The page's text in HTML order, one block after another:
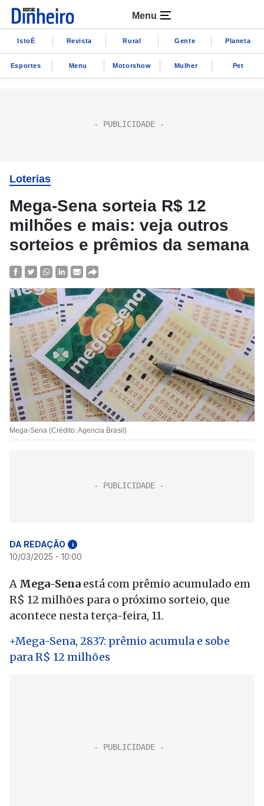
Menu
IstoÉ Revista Rural Gente Planeta
Esportes Menu Motorshow Mulher Pet
Loterias
Mega-Sena sorteia R$ 12
milhões e mais: veja outros
sorteios e prêmios da semana
Mega-Sena (Crédito: Agencia Brasil)
DA REDAÇÃO i
10/03/2025 - 10:00
A Mega-Sena está com prêmio acumulado em
R$ 12 milhões para o próximo sorteio, que
acontece nesta terça-feira, 11.
+Mega-Sena, 2837: prêmio acumula e sobe
para R$ 12 milhões